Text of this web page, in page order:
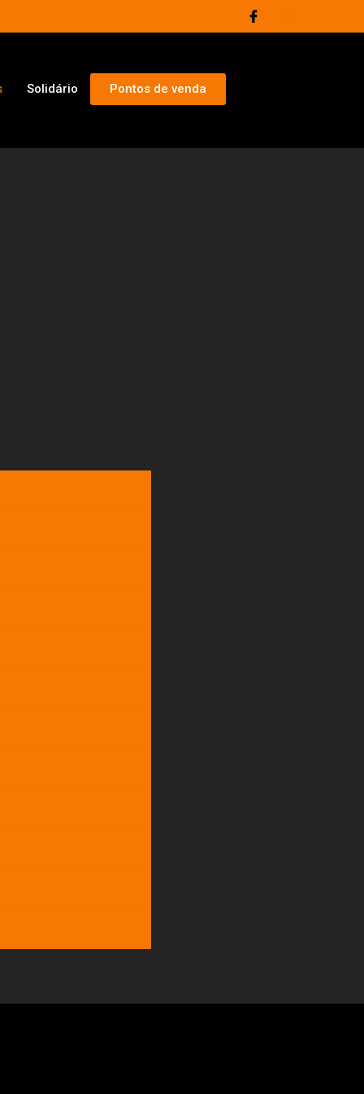
Solidário Pontos de venda